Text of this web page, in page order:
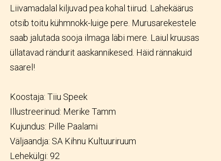
Liivamadalal kiljuvad pea kohal tiirud. Lahekäärus
otsib toitu kühmnokk-luige pere. Murusarekestele
saab jalutada sooja ilmaga läbi mere. Laiul kruusas
üllatavad rändurit aaskannikesed. Häid rännakuid
saarel!
Koostaja: Tiiu Speek
Illustreerinud: Merike Tamm
Kujundus: Pille Paalami
Väljaandja: SA Kihnu Kultuuriruum
Lehekülgi: 92